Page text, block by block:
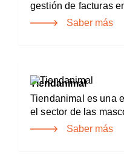
gestión de facturas
Saber más
Tiendanimal
Tiendanimal es una
el sector de las
Saber más